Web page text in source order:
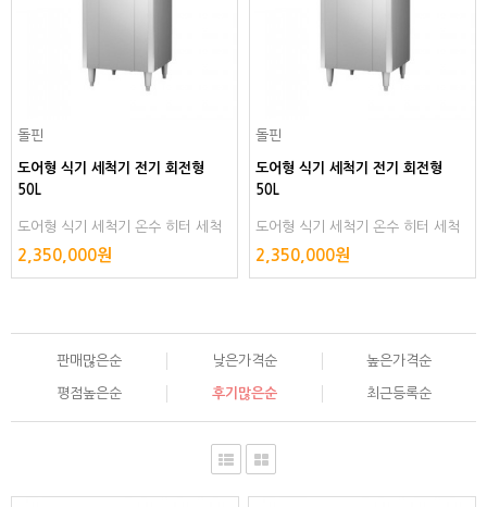
돌핀
도어형 식기 세척기 전기 회전형
50L
도어형 식기 세척기 온수 히터 세척
음식점 스텐 스텐리스 스텐레스 스테
인리스 스테인레스 설것이 설겆이 그
2,350,000원
돌핀
도어형 식기 세척기 전기 회전형
50L
도어형 식기 세척기 온수 히터 세척
음식점 스텐 스텐리스 스텐레스 스테
인리스 스테인레스 설것이 설겆이 그
2,350,000원
판매많은순 낮은가격순 높은가격순
평점높은순 후기많은순 최근등록순